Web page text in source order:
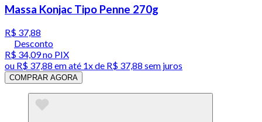
Massa Konjac Tipo Penne 270g
R$ 37,88
Desconto
R$ 34,09no PIX
ou R$ 37,88 em até 1x de R$ 37,88 sem juros
COMPRAR AGORA